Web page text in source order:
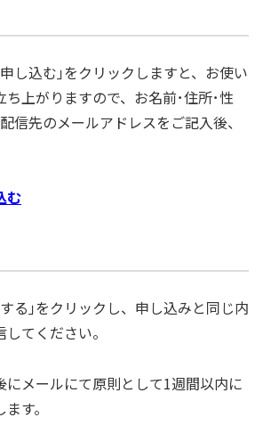
し込む｣をクリックしますと、お使い
上がりますので、お名前･住所･性
信先のメールアドレスをご記入後、
む
る｣をクリックし、申し込みと同じ内
てください。
にメールにて原則として1週間以内に
す。